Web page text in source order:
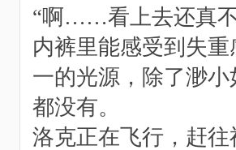
“啊……看上去还真
内裤里能感受到失
一的光源，除了渺
都没有。
洛克正在飞行，赶